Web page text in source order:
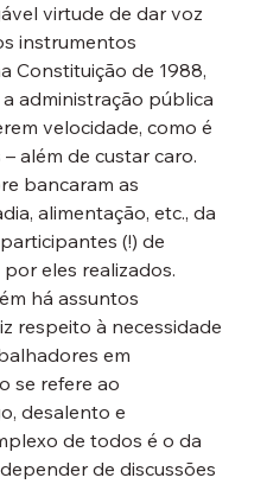
virtude de dar voz
instrumentos
Constituição de 1988,
administração pública
velocidade, como é
além de custar caro.
bancaram as
alimentação, etc., da
(!) de
eles realizados.
há assuntos
respeito à necessidade
em
se refere ao
desalento e
de todos é o da
de discussões